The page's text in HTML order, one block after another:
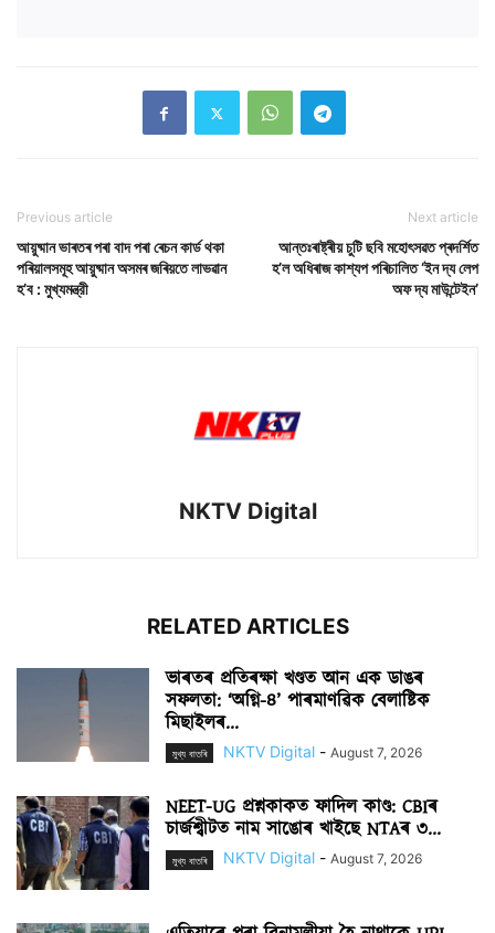
Previous article
আয়ুষ্মান ভাৰতৰ পৰা বাদ পৰা ৰেচন কাৰ্ড থকা
পৰিয়ালসমূহ আয়ুষ্মান অসমৰ জৰিয়তে লাভৱান
হ’ব : মুখ্যমন্ত্রী
Next article
আন্তঃৰাষ্ট্ৰীয় চুটি ছবি মহোৎসৱত প্ৰদৰ্শিত
হ’ল অধিৰাজ কাশ্যপ পৰিচালিত ‘ইন দ্য লেপ
অফ দ্য মাউন্টেইন’
NKTV Digital
RELATED ARTICLES
ভাৰতৰ প্ৰতিৰক্ষা খণ্ডত আন এক ডাঙৰ
সফলতা: ‘অগ্নি-৪’ পাৰমাণৱিক বেলাষ্টিক
মিছাইলৰ...
মুখ্য বাতৰি NKTV Digital - August 7, 2026
NEET-UG প্ৰশ্নকাকত ফাদিল কাণ্ড: CBIৰ
চাৰ্জশ্বীটত নাম সাঙোৰ খাইছে NTAৰ ৩...
মুখ্য বাতৰি NKTV Digital - August 7, 2026